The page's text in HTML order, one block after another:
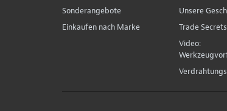
Sonderangebote
Einkaufen nach Marke
Unsere
Trade Secrets
Video: